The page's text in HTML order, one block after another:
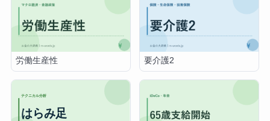
労働生産性 要介護2